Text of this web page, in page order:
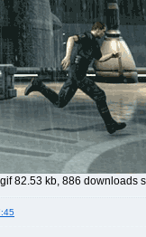
82.53 kb, 886 downloads